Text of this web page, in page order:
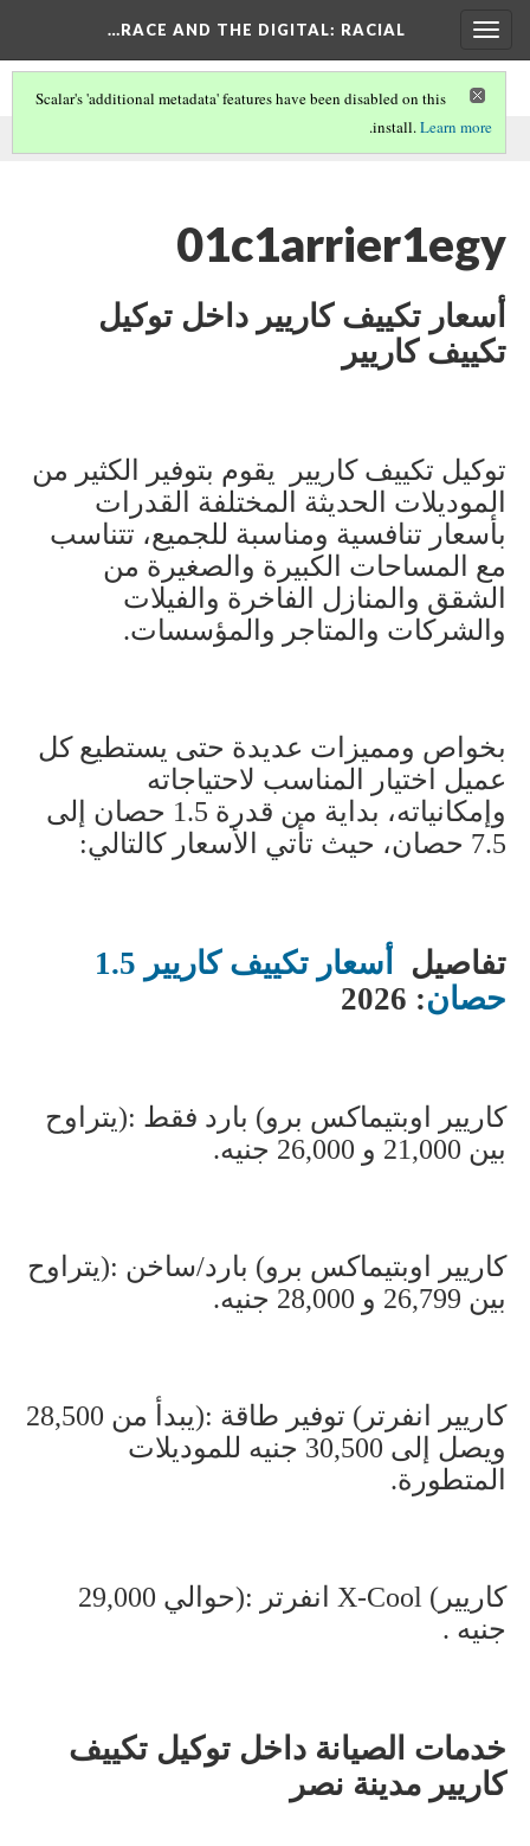
RACE AND THE DIGITAL: RACIAL…
Toggle
navigation
This comment was written by 01c1arrier1egy on15 Apr 2026
Scalar's 'additional metadata' features have been disabled on this
install.Learn more
.
01c1arrier1egy
أسعار تكييف كاريير داخل توكيل
تكييف كاريير
توكيل تكييف كاريير يقوم بتوفير الكثير من
الموديلات الحديثة المختلفة القدرات
بأسعار تنافسية ومناسبة للجميع، تتناسب
مع المساحات الكبيرة والصغيرة من
الشقق والمنازل الفاخرة والفيلات
والشركات والمتاجر والمؤسسات.
بخواص ومميزات عديدة حتى يستطيع كل
عميل اختيار المناسب لاحتياجاته
وإمكانياته، بداية من قدرة 1.5 حصان إلى
7.5 حصان، حيث تأتي الأسعار كالتالي
:
تفاصيل
أسعار تكييف كاريير 1.5
حصان2026 :
كاريير اوبتيماكس برو( بارد فقط ):يتراوح
بين 21,000 و 26,000 جنيه
.
كاريير اوبتيماكس برو( بارد/ساخن ):يتراوح
بين 26,799 و 28,000 جنيه
.
كاريير انفرتر ( توفير طاقة ):
يبدأ من 28,500
ويصل إلى 30,500 جنيه للموديلات
المتطورة.
كاريير X-Cool ( انفرتر ):
حوالي 29,000
جنيه .
خدمات الصيانة داخل توكيل تكييف
كاريير مدينة نصر